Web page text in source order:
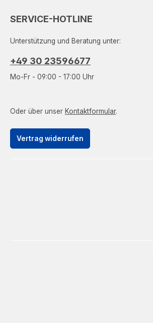
SERVICE-HOTLINE
Unterstützung und Beratung unter:
+49 30 23596677
Mo-Fr - 09:00 - 17:00 Uhr
Oder über unser Kontaktformular.
Vertrag widerrufen